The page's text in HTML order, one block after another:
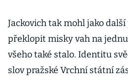
Jackovich tak mohl jako
překlopit misky vah na
všeho také stalo. Identitu
slov pražské Vrchní státní